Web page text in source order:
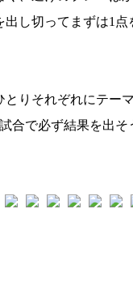
し切ってまずは1点
とりそれぞれにテー
合で必ず結果を出そ